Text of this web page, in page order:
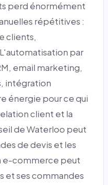
perd énormément
répétitives :
clients,
par
email marketing,
intégration
énergie pour ce qui
client et la
de Waterloo peut
de devis et les
e-commerce peut
et ses commandes